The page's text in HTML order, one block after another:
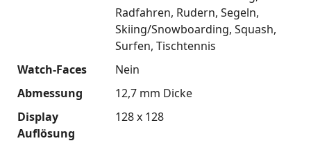
Radfahren Rudern Segeln
Skiing/Snowboarding Squash
Surfen Tischtennis
Watch-Faces
Nein
Abmessung
12,7 mm Dicke
Display
Auflösung
128 x 128